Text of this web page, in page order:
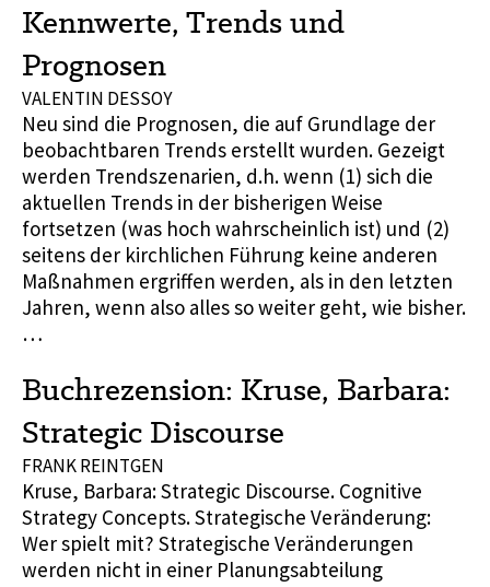
Kennwerte, Trends und
Prognosen
VALENTIN DESSOY
Neu sind die Prognosen, die auf Grundlage der
beobachtbaren Trends erstellt wurden. Gezeigt
werden Trendszenarien, d.h. wenn (1) sich die
aktuellen Trends in der bisherigen Weise
fortsetzen (was hoch wahrscheinlich ist) und (2)
seitens der kirchlichen Führung keine anderen
Maßnahmen ergriffen werden, als in den letzten
Jahren, wenn also alles so weiter geht, wie bisher.
…
Buchrezension: Kruse, Barbara:
Strategic Discourse
FRANK REINTGEN
Kruse, Barbara: Strategic Discourse. Cognitive
Strategy Concepts. Strategische Veränderung:
Wer spielt mit? Strategische Veränderungen
werden nicht in einer Planungsabteilung